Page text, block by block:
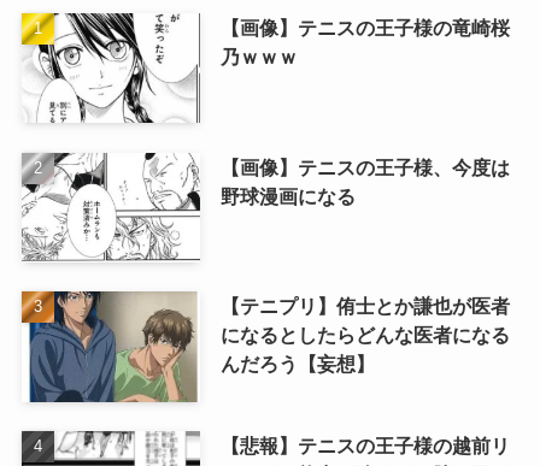
【画像】テニスの王子様の竜崎桜
乃ｗｗｗ
【画像】テニスの王子様、今度は
野球漫画になる
【テニプリ】侑士とか謙也が医者
になるとしたらどんな医者になる
んだろう【妄想】
【悲報】テニスの王子様の越前リ